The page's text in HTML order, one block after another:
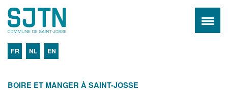
FR NL EN
BOIRE ET MANGER À SAINT-JOSSE